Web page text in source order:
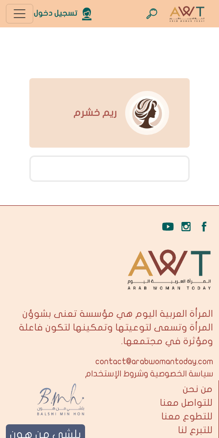
تسجيل دخول
ريم خشرم
المرأة العربية اليوم هي مؤسسة تعنى بشوؤن
المرأة وتسعى لتوعيتها وتمكينها لتكون فاعلة
ومؤثرة في مجتمعها.
contact@arabwomantoday.com
سياسة الخصوصية وشروط الإستخدام
من نحن
للتواصل معنا
للتطوع معنا
للتبرع لنا
بلشي من هون